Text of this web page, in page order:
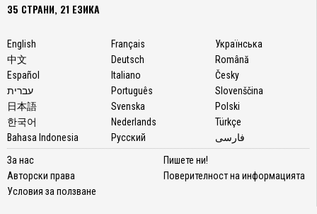
35 СТРАНИ, 21 ЕЗИКА
English
中文
Español
עברית
日本語
한국어
Bahasa Indonesia
Français
Deutsch
Italiano
Português
Svenska
Nederlands
Русский
Українська
Română
Česky
Slovenščina
Polski
Türkçe
فارسی
За нас
Авторски права
Условия за ползване
Пишете ни!
Поверителност на информацията